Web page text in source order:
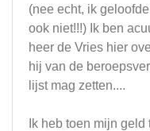
(nee echt, ik
ook niet!!!) Ik ben
heer de Vries hier
hij van de
lijst mag zetten....
Ik heb toen mijn